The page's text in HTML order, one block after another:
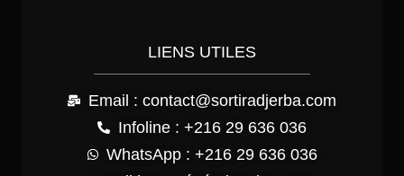
LIENS UTILES
Email : contact@sortiradjerba.com
Infoline : +216 29 636 036
WhatsApp : +216 29 636 036